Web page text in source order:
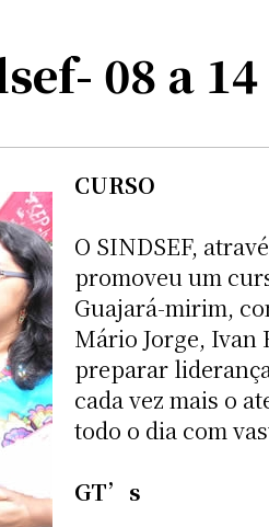
08 a
CURSO
O SINDSEF,
promoveu um
Guajará-mirim,
Mário Jorge, Ivan
preparar
cada vez mais o
todo o dia com
GT’s